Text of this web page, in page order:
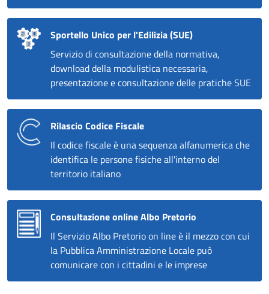
Sportello Unico per l'Edilizia (SUE)
Servizio di consultazione della normativa,
download della modulistica necessaria,
presentazione e consultazione delle pratiche SUE
Rilascio Codice Fiscale
Il codice fiscale è una sequenza alfanumerica che
identifica le persone fisiche all'interno del
territorio italiano
Consultazione online Albo Pretorio
Il Servizio Albo Pretorio on line è il mezzo con cui
la Pubblica Amministrazione Locale può
comunicare con i cittadini e le imprese